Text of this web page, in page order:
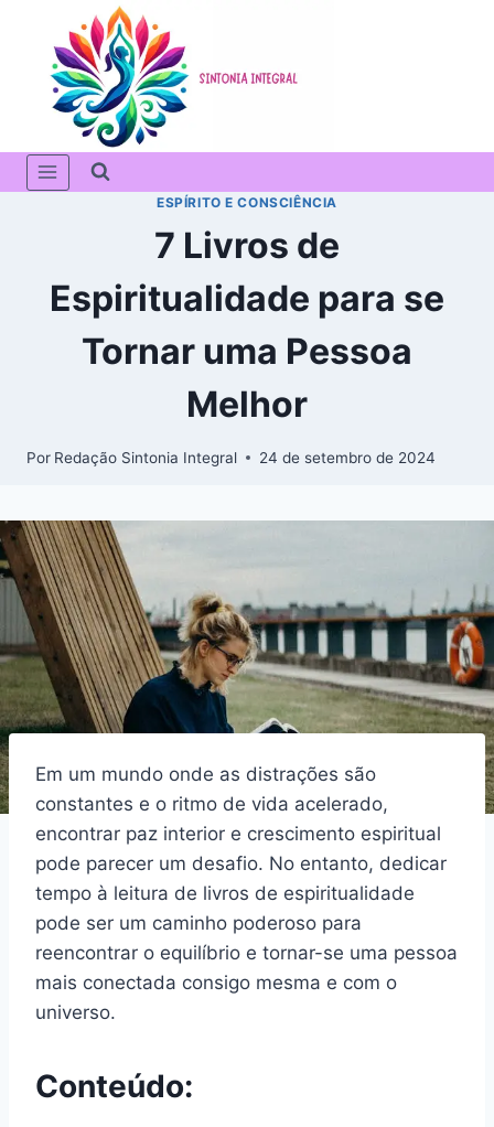
Conteúdo
ESPÍRITO E CONSCIÊNCIA
7 Livros de
Espiritualidade para se
Tornar uma Pessoa
Melhor
Por Redação Sintonia Integral 24 de setembro de 2024
Em um mundo onde as distrações são
constantes e o ritmo de vida acelerado,
encontrar paz interior e crescimento espiritual
pode parecer um desafio. No entanto, dedicar
tempo à leitura de livros de espiritualidade
pode ser um caminho poderoso para
reencontrar o equilíbrio e tornar-se uma pessoa
mais conectada consigo mesma e com o
universo.
Conteúdo: